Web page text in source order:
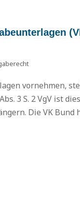
vornehmen,
3 S. 2 VgV ist
Die VK Bund